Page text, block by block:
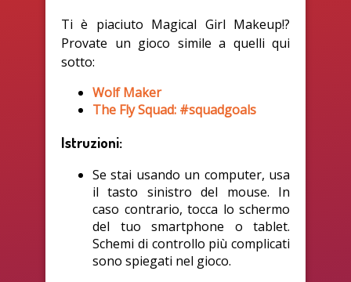
Ti è piaciuto Magical Girl Makeup!?
Provate un gioco simile a quelli qui
sotto:
Wolf Maker
The Fly Squad: #squadgoals
Istruzioni:
Se stai usando un computer, usa
il tasto sinistro del mouse. In
caso contrario, tocca lo schermo
del tuo smartphone o tablet.
Schemi di controllo più complicati
sono spiegati nel gioco.